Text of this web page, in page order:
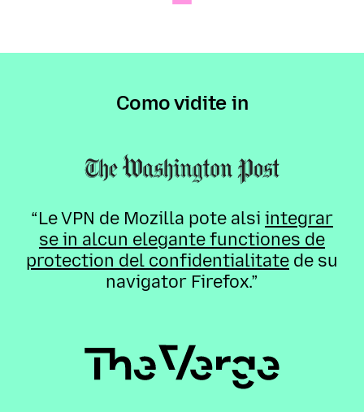
Como vidite in
“Le VPN de Mozilla pote alsi integrar
se in alcun elegante functiones de
protection del confidentialitate de su
navigator Firefox.”